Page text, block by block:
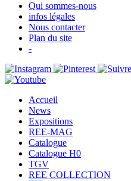
Qui sommes-nous
infos légales
Nous contacter
Plan du site
-
Accueil
News
Expositions
REE-MAG
Catalogue
Catalogue H0
TGV
REE COLLECTION